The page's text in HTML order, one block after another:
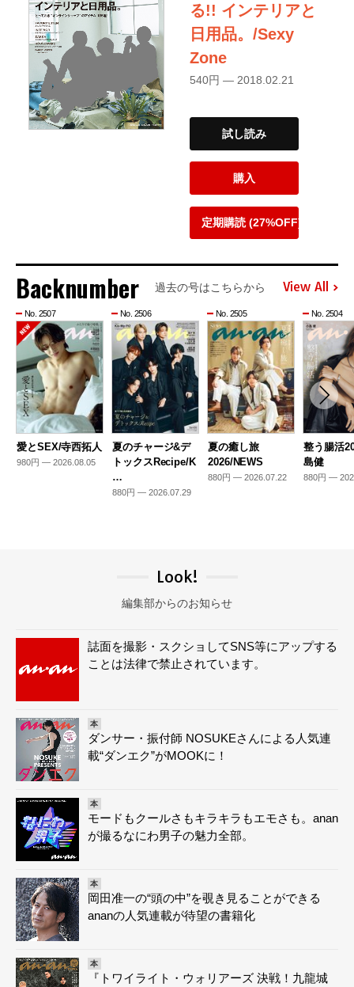
る!! インテリアと
日用品。/Sexy
Zone
540円 — 2018.02.21
試し読み
購入
定期購読 (27%OFF)
Backnumber 過去の号はこちらから View All
No. 2507
愛とSEX/寺西拓人
980円 — 2026.08.05
No. 2506
夏のチャージ&デ
トックスRecipe/K
…
880円 — 2026.07.29
No. 2505
夏の癒し旅
2026/NEWS
880円 — 2026.07.22
No. 2504
整う腸活
島健
880円 —
Look!
編集部からのお知らせ
誌面を撮影・スクショしてSNS等にアップする
ことは法律で禁止されています。
本
ダンサー・振付師 NOSUKEさんによる人気連
載“ダンエク”がMOOKに！
本
モードもクールさもキラキラもエモさも。anan
が撮るなにわ男子の魅力全部。
本
岡田准一の“頭の中”を覗き見ることができる
ananの人気連載が待望の書籍化
本
『トワイライト・ウォリアーズ 決戦！九龍城